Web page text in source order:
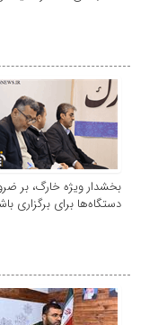
بخشدار ویژه خارگ، بر
دستگاه‌ها برای برگزاری باشکوه